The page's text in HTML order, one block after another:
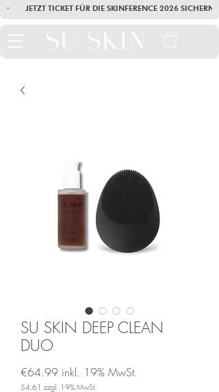
·        JETZT TICKET FÜR DIE SKINFERENCE 2026
SU SKIN DEEP CLEAN
DUO
€64.99 inkl. 19% MwSt.
54.61 zzgl. 19% MwSt.